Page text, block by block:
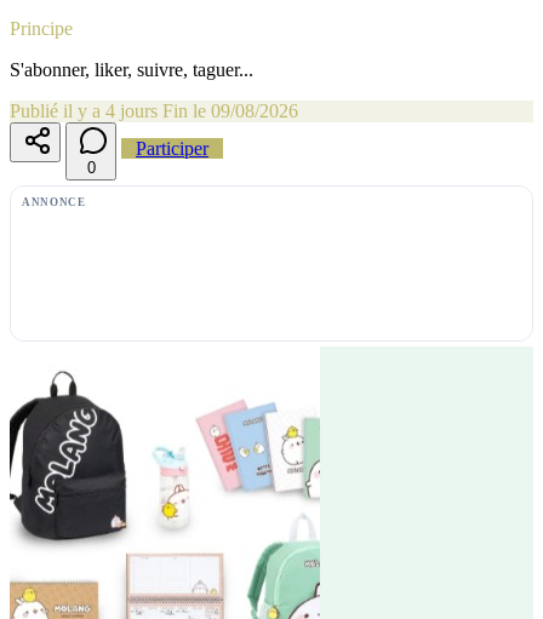
Principe
S'abonner, liker, suivre, taguer...
Publié il y a 4 jours Fin le 09/08/2026
0
Participer
ANNONCE